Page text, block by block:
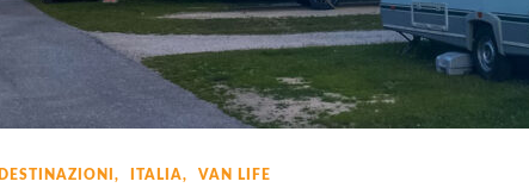
DESTINAZIONI ITALIA VAN LIFE